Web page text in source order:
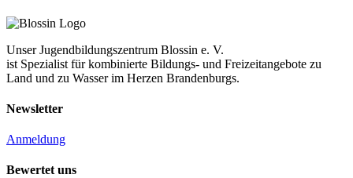
Unser Jugendbildungszentrum Blossin e. V.
ist Spezialist für kombinierte Bildungs- und Freizeitangebote zu
Land und zu Wasser im Herzen Brandenburgs.
Newsletter
Anmeldung
Bewertet uns